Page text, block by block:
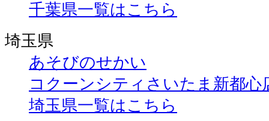
千葉県一覧はこちら
埼玉県
あそびのせかい
コクーンシティさいたま新都心
埼玉県一覧はこちら